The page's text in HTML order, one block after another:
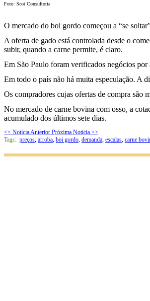
Foto: Scot Consultoria
O mercado do boi gordo começou a “se
A oferta de gado está controlada desde o
subir, quando a carne permite, é claro.
Em São Paulo foram verificados negócios
Em todo o país não há muita especulação. A
Os compradores cujas ofertas de compra são
No mercado de carne bovina com osso, a
acumulado dos últimos sete dias.
<< Notícia Anterior Próxima Notícia >>
Tags: preços, arroba, boi gordo, demanda, escalas, carne